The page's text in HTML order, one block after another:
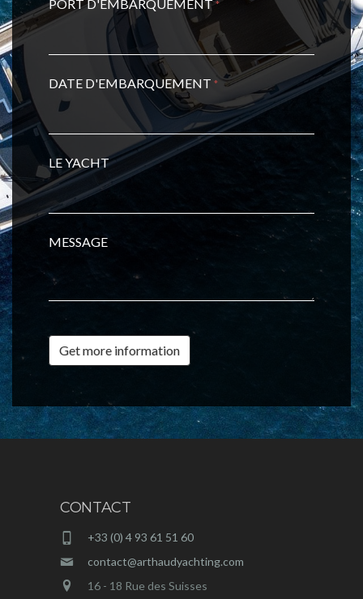
PORT D'EMBARQUEMENT*
DATE D'EMBARQUEMENT *
LE YACHT
MESSAGE
Get more information
CONTACT
+33 (0) 4 93 61 51 60
contact@arthaudyachting.com
16 - 18 Rue des Suisses